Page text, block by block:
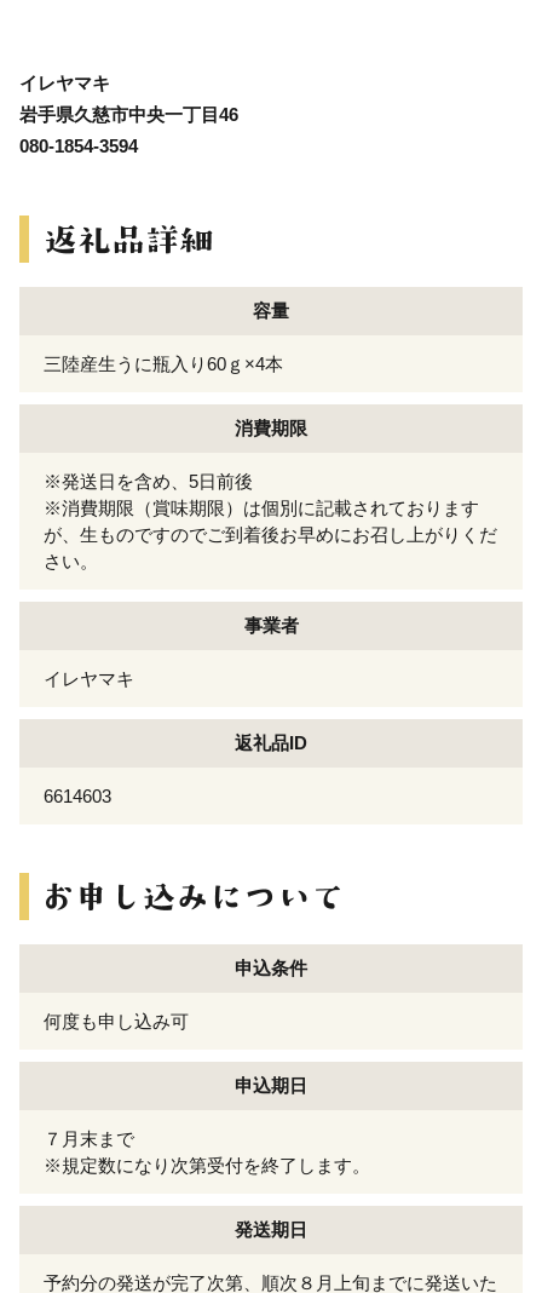
イレヤマキ
岩手県久慈市中央一丁目46
080-1854-3594
容量
三陸産生うに瓶入り60ｇ×4本
消費期限
※発送日を含め、5日前後
※消費期限（賞味期限）は個別に記載されております
が、生ものですのでご到着後お早めにお召し上がりくだ
さい。
事業者
イレヤマキ
返礼品ID
6614603
申込条件
何度も申し込み可
申込期日
７月末まで
※規定数になり次第受付を終了します。
発送期日
予約分の発送が完了次第、順次８月上旬までに発送いた